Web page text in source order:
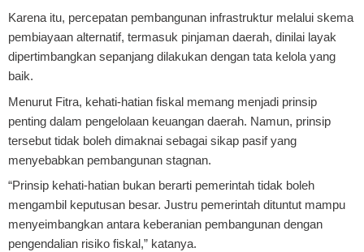
Karena itu, percepatan pembangunan infrastruktur melalui skema
pembiayaan alternatif, termasuk pinjaman daerah, dinilai layak
dipertimbangkan sepanjang dilakukan dengan tata kelola yang
baik.
Menurut Fitra, kehati-hatian fiskal memang menjadi prinsip
penting dalam pengelolaan keuangan daerah. Namun, prinsip
tersebut tidak boleh dimaknai sebagai sikap pasif yang
menyebabkan pembangunan stagnan.
“Prinsip kehati-hatian bukan berarti pemerintah tidak boleh
mengambil keputusan besar. Justru pemerintah dituntut mampu
menyeimbangkan antara keberanian pembangunan dengan
pengendalian risiko fiskal,” katanya.